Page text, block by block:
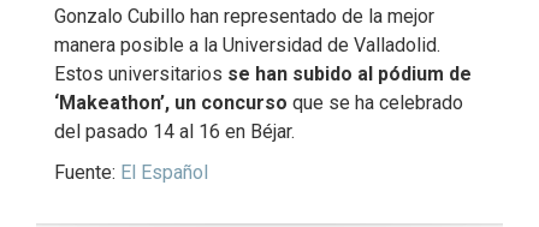
Gonzalo Cubillo han representado de la mejor
manera posible a la Universidad de Valladolid.
Estos universitarios se han subido al pódium de
‘Makeathon’, un concurso que se ha celebrado
del pasado 14 al 16 en Béjar.
Fuente: El Español